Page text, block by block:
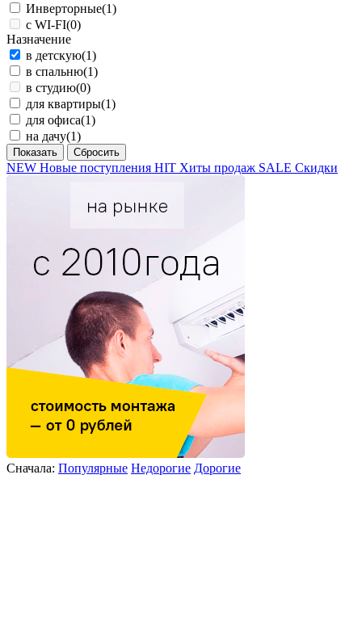
Инверторные(1)
с WI-FI(0)
Назначение
в детскую(1)
в спальню(1)
в студию(0)
для квартиры(1)
для офиса(1)
на дачу(1)
NEW Новые поступления HIT Хиты продаж SALE Скидки
Сначала: Популярные Недорогие Дорогие